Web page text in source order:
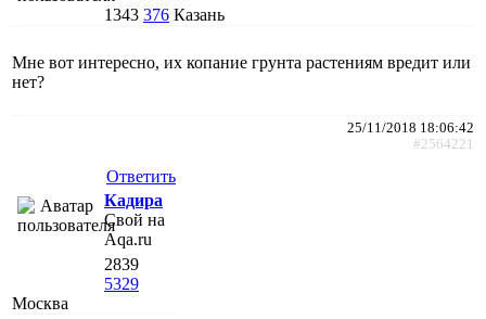
1343 376 Казань
Мне вот интересно, их копание грунта растениям вредит или
нет?
25/11/2018 18:06:42
#2564221
Ответить
Кадира
Свой на
Aqa.ru
2839
5329
Москва